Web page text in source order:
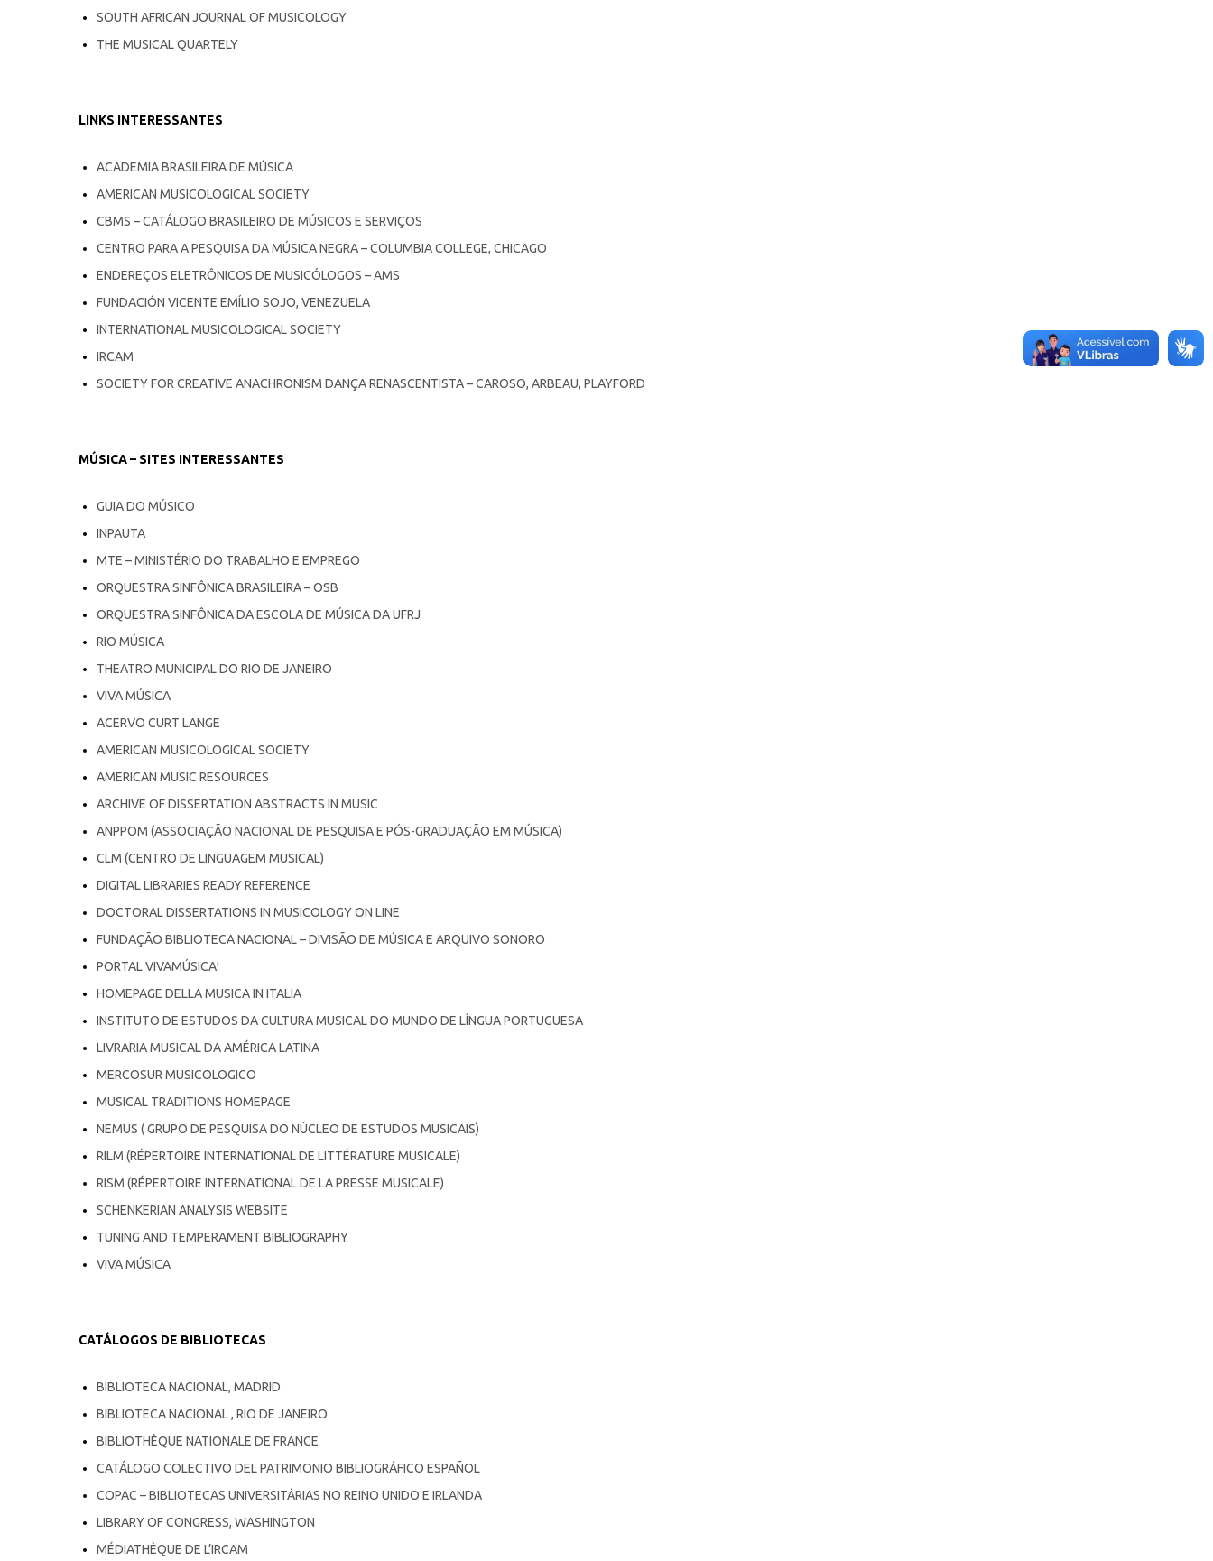
SOUTH AFRICAN JOURNAL OF MUSICOLOGY
THE MUSICAL QUARTELY
LINKS INTERESSANTES
ACADEMIA BRASILEIRA DE MÚSICA
AMERICAN MUSICOLOGICAL SOCIETY
CBMS – CATÁLOGO BRASILEIRO DE MÚSICOS E SERVIÇOS
CENTRO PARA A PESQUISA DA MÚSICA NEGRA – COLUMBIA COLLEGE, CHICAGO
ENDEREÇOS ELETRÔNICOS DE MUSICÓLOGOS – AMS
FUNDACIÓN VICENTE EMÍLIO SOJO, VENEZUELA
INTERNATIONAL MUSICOLOGICAL SOCIETY
IRCAM
SOCIETY FOR CREATIVE ANACHRONISM DANÇA RENASCENTISTA – CAROSO, ARBEAU, PLAYFORD
MÚSICA – SITES INTERESSANTES
GUIA DO MÚSICO
INPAUTA
MTE – MINISTÉRIO DO TRABALHO E EMPREGO
ORQUESTRA SINFÔNICA BRASILEIRA – OSB
ORQUESTRA SINFÔNICA DA ESCOLA DE MÚSICA DA UFRJ
RIO MÚSICA
THEATRO MUNICIPAL DO RIO DE JANEIRO
VIVA MÚSICA
ACERVO CURT LANGE
AMERICAN MUSICOLOGICAL SOCIETY
AMERICAN MUSIC RESOURCES
ARCHIVE OF DISSERTATION ABSTRACTS IN MUSIC
ANPPOM (ASSOCIAÇÃO NACIONAL DE PESQUISA E PÓS-GRADUAÇÃO EM MÚSICA)
CLM (CENTRO DE LINGUAGEM MUSICAL)
DIGITAL LIBRARIES READY REFERENCE
DOCTORAL DISSERTATIONS IN MUSICOLOGY ON LINE
FUNDAÇÃO BIBLIOTECA NACIONAL – DIVISÃO DE MÚSICA E ARQUIVO SONORO
PORTAL VIVAMÚSICA!
HOMEPAGE DELLA MUSICA IN ITALIA
INSTITUTO DE ESTUDOS DA CULTURA MUSICAL DO MUNDO DE LÍNGUA PORTUGUESA
LIVRARIA MUSICAL DA AMÉRICA LATINA
MERCOSUR MUSICOLOGICO
MUSICAL TRADITIONS HOMEPAGE
NEMUS ( GRUPO DE PESQUISA DO NÚCLEO DE ESTUDOS MUSICAIS)
RILM (RÉPERTOIRE INTERNATIONAL DE LITTÉRATURE MUSICALE)
RISM (RÉPERTOIRE INTERNATIONAL DE LA PRESSE MUSICALE)
SCHENKERIAN ANALYSIS WEBSITE
TUNING AND TEMPERAMENT BIBLIOGRAPHY
VIVA MÚSICA
CATÁLOGOS DE BIBLIOTECAS
BIBLIOTECA NACIONAL, MADRID
BIBLIOTECA NACIONAL , RIO DE JANEIRO
BIBLIOTHÈQUE NATIONALE DE FRANCE
CATÁLOGO COLECTIVO DEL PATRIMONIO BIBLIOGRÁFICO ESPAÑOL
COPAC – BIBLIOTECAS UNIVERSITÁRIAS NO REINO UNIDO E IRLANDA
LIBRARY OF CONGRESS, WASHINGTON
MÉDIATHÈQUE DE L’IRCAM